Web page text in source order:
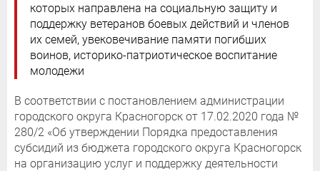
которых направлена на социальную защиту и
поддержку ветеранов боевых действий и членов
их семей, увековечивание памяти погибших
воинов, историко-патриотическое воспитание
молодежи
В соответствии с постановлением администрации
городского округа Красногорск от 17.02.2020 года №
280/2 «Об утверждении Порядка предоставления
субсидий из бюджета городского округа Красногорск
на организацию услуг и поддержку деятельности